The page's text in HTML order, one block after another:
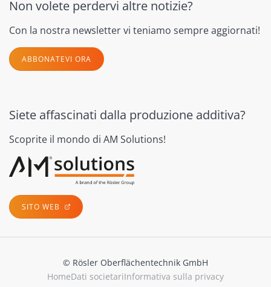
Non volete perdervi altre notizie?
Con la nostra newsletter vi teniamo sempre aggiornati!
ABBONATEVI ORA
Siete affascinati dalla produzione additiva?
Scoprite il mondo di AM Solutions!
SITO WEB
© Rösler Oberflächentechnik GmbH
HomeDati societariInformativa sulla privacy